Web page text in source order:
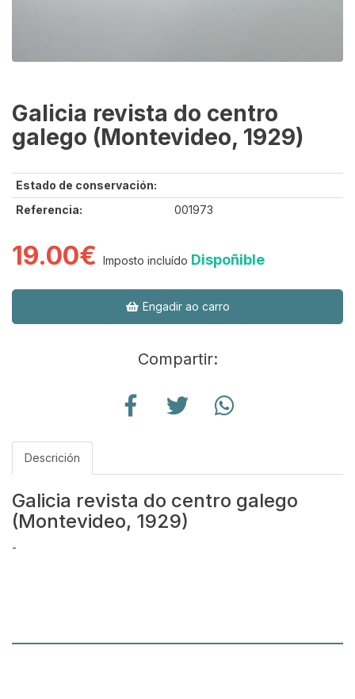
Galicia revista do centro
galego (Montevideo, 1929)
Estado de conservación:
Referencia:
001973
19.00€ Imposto incluído Dispoñible
Engadir ao carro
Compartir:
Descrición
Galicia revista do centro galego
(Montevideo, 1929)
-